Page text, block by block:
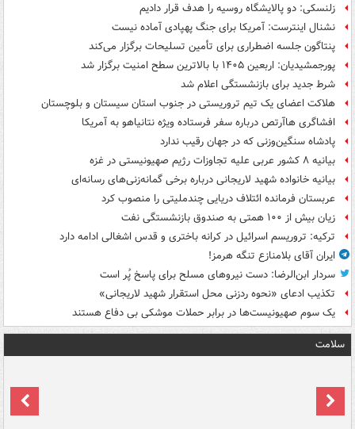
زلنسکی: دو پالایشگاه روسیه را هدف قرار دادیم
نشنال اینترست: آمریکا برای جنگ پهپادی آماده نیست
پنتاگون جلسه اضطراری برای تأمین تسلیحات برگزار می‌کند
پورجمشیدیان: اربعین ۱۴۰۵ با بالاترین سطح امنیت برگزار شد
شرط جدید برای بازنشستگی اعلام شد
هلاکت اعضای یک تیم تروریستی در جنوب استان سیستان و بلوچستان
افشاگری هاآرتص درباره سفر فرستاده ویژه نتانیاهو به آمریکا
پادشاه سنگین‌وزنی که در جهان رقیب ندارد
بیانیه ۸ کشور عربی علیه تجاوزات رژیم صهیونیستی در غزه
بیانیه خانواده شهید لاریجانی درباره برخی گمانه‌زنی‌های رسانه‌ای
عربستان فرمانده ائتلاف دریایی چندملیتی را منصوب کرد
زیان بیش از ۱۰۰ همتی به صندوق‌ بازنشستگی نفت
ترکیه: تروریسم اسرائیل در کرانه باختری و قدس اشغالی ادامه دارد
ایران آقای بلامنازع تنگه هرمز!
سردار ابن‌الرضا: دست نیروهای مسلح برای پاسخ پُر است
تکذیب ادعای «نحوه ردزنی محل استقرار شهید لاریجانی»
یک‌ سوم صهیونیست‌ها در برابر حملات موشکی بی دفاع هستند
سلامت